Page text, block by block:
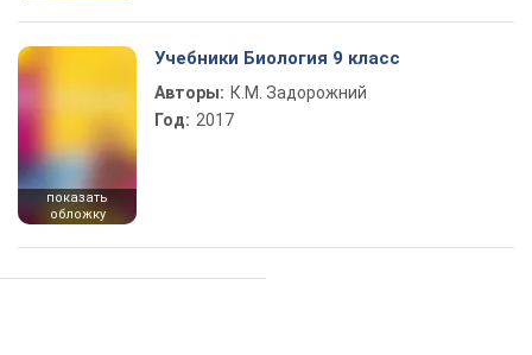
показать
обложку
Учебники Биология 9 класс
Авторы: К.М. Задорожний
Год: 2017